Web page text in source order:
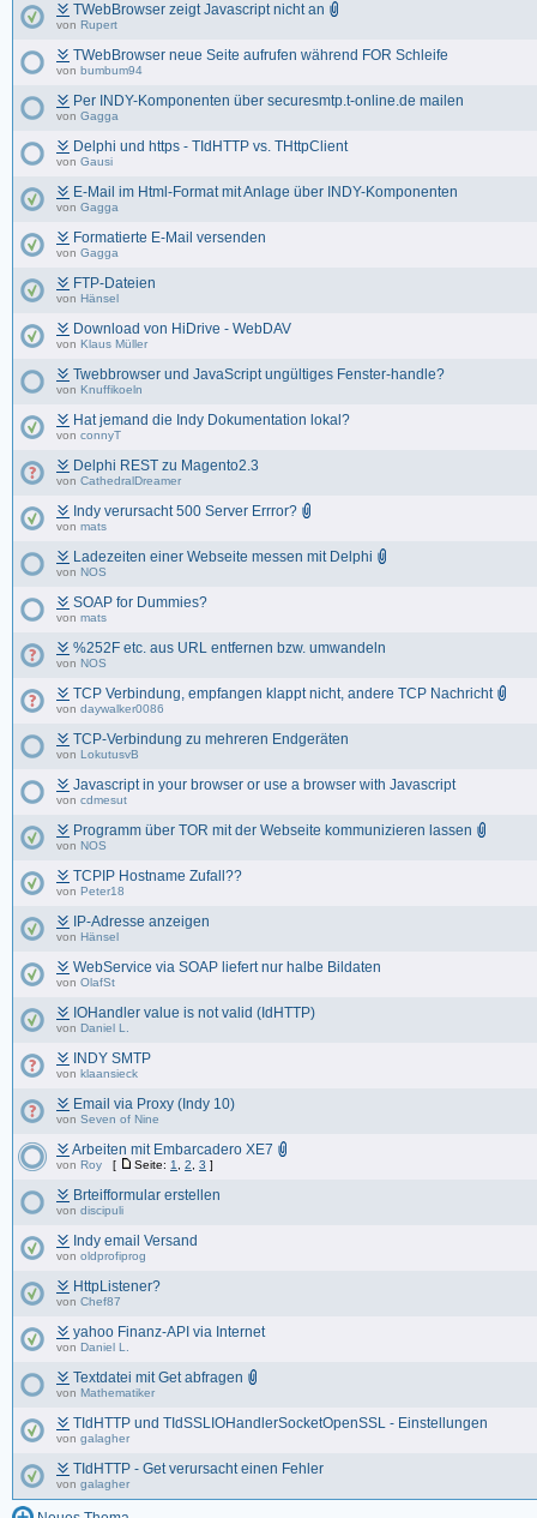
TWebBrowser zeigt Javascript nicht an
von Rupert
TWebBrowser neue Seite aufrufen während FOR Schleife
von bumbum94
Per INDY-Komponenten über securesmtp.t-online.de mailen
von Gagga
Delphi und https - TIdHTTP vs. THttpClient
von Gausi
E-Mail im Html-Format mit Anlage über INDY-Komponenten
von Gagga
Formatierte E-Mail versenden
von Gagga
FTP-Dateien
von Hänsel
Download von HiDrive - WebDAV
von Klaus Müller
Twebbrowser und JavaScript ungültiges Fenster-handle?
von Knuffikoeln
Hat jemand die Indy Dokumentation lokal?
von connyT
Delphi REST zu Magento2.3
von CathedralDreamer
Indy verursacht 500 Server Errror?
von mats
Ladezeiten einer Webseite messen mit Delphi
von NOS
SOAP for Dummies?
von mats
%252F etc. aus URL entfernen bzw. umwandeln
von NOS
TCP Verbindung, empfangen klappt nicht, andere TCP Nachricht
von daywalker0086
TCP-Verbindung zu mehreren Endgeräten
von LokutusvB
Javascript in your browser or use a browser with Javascript
von cdmesut
Programm über TOR mit der Webseite kommunizieren lassen
von NOS
TCPIP Hostname Zufall??
von Peter18
IP-Adresse anzeigen
von Hänsel
WebService via SOAP liefert nur halbe Bildaten
von OlafSt
IOHandler value is not valid (IdHTTP)
von Daniel L.
INDY SMTP
von klaansieck
Email via Proxy (Indy 10)
von Seven of Nine
Arbeiten mit Embarcadero XE7
von Roy [ Seite: 1 2 3 ]
Brteifformular erstellen
von discipuli
Indy email Versand
von oldprofiprog
HttpListener?
von Chef87
yahoo Finanz-API via Internet
von Daniel L.
Textdatei mit Get abfragen
von Mathematiker
TIdHTTP und TIdSSLIOHandlerSocketOpenSSL - Einstellungen
von galagher
TIdHTTP - Get verursacht einen Fehler
von galagher